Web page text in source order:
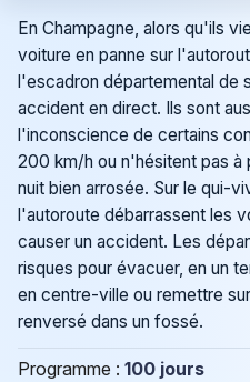
En Champagne, alors qu'ils
voiture en panne sur
l'escadron départemental de
accident en direct. Ils sont
l'inconscience de certains
200 km/h ou n'hésitent pas à
nuit bien arrosée. Sur le qui-
l'autoroute débarrassent les
causer un accident. Les
risques pour évacuer, en un
en centre-ville ou remettre
renversé dans un fossé.
Programme : 100 jours